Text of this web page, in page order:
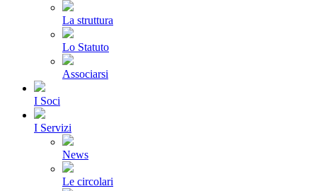
La struttura
Lo Statuto
Associarsi
I Soci
I Servizi
News
Le circolari